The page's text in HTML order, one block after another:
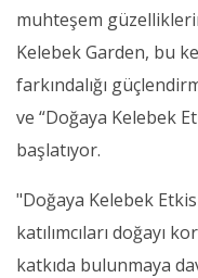
muhteşem
Kelebek Garden, bu
farkındalığı
ve “Doğaya Kelebek
başlatıyor.
"Doğaya Kelebek
katılımcıları doğayı
katkıda bulunmaya